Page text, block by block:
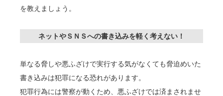
を教えましょう。
ネットやＳＮＳへの書き込みを軽く考えない！
単なる脅しや悪ふざけで実行する気がなくても脅迫めいた
書き込みは犯罪になる恐れがあります。
犯罪行為には警察が動くため、悪ふざけでは済まされませ